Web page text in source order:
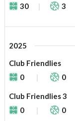
30
3
2025
Club Friendlies
0
0
Club Friendlies 3
0
0